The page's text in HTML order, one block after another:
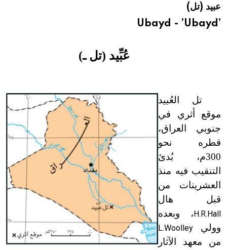
عبيد (تل)
’Ubayd - ’Ubayd
عُبِّيد (تل ـ)
تل العُبيد
موقع أثري في
جنوبي العراق،
قطره نحو
300م، بُدئ
التنقيب فيه منذ
العشرينات من
قبل هال
H.R.Hall ، وبعده
وولي L.Woolley
من معهد الآثار